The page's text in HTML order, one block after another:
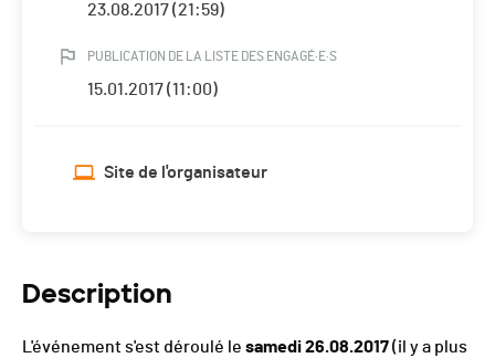
23.08.2017 (21:59)
PUBLICATION DE LA LISTE DES ENGAGÉ·E·S
15.01.2017 (11:00)
Site de l'organisateur
Description
L'événement s'est déroulé le samedi 26.08.2017(il y a plus